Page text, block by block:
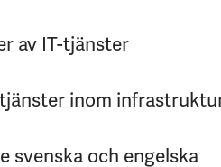
av IT-tjänster
inom
svenska och engelska